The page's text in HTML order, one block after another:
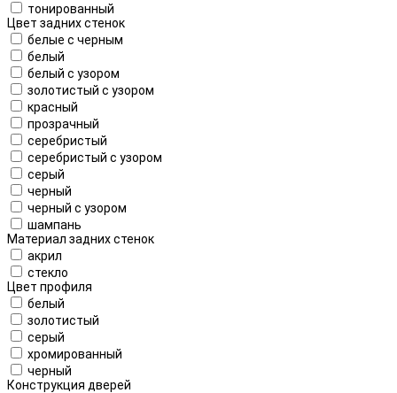
тонированный
Цвет задних стенок
белые с черным
белый
белый с узором
золотистый с узором
красный
прозрачный
серебристый
серебристый с узором
серый
черный
черный с узором
шампань
Материал задних стенок
акрил
стекло
Цвет профиля
белый
золотистый
серый
хромированный
черный
Конструкция дверей